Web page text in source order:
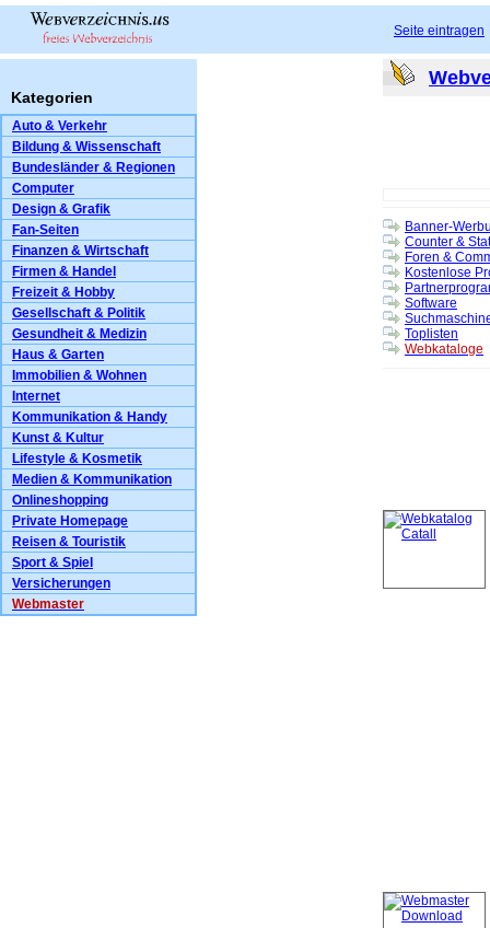
Seite eintragen
Kategorien
Auto & Verkehr
Bildung & Wissenschaft
Bundesländer & Regionen
Computer
Design & Grafik
Fan-Seiten
Finanzen & Wirtschaft
Firmen & Handel
Freizeit & Hobby
Gesellschaft & Politik
Gesundheit & Medizin
Haus & Garten
Immobilien & Wohnen
Internet
Kommunikation & Handy
Kunst & Kultur
Lifestyle & Kosmetik
Medien & Kommunikation
Onlineshopping
Private Homepage
Reisen & Touristik
Sport & Spiel
Versicherungen
Webmaster
Banner-
Counter &
Foren &
Kostenlose
Software
Toplisten
Webkataloge